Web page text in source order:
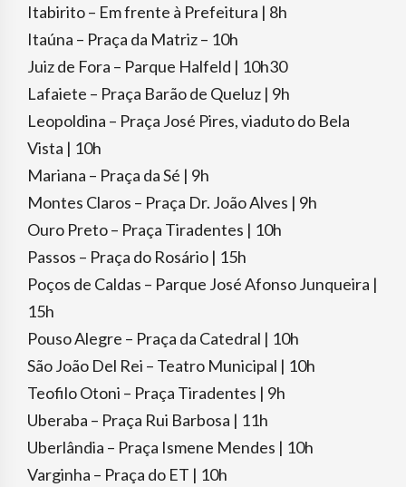
Itabirito – Em frente à Prefeitura | 8h
Itaúna – Praça da Matriz – 10h
Juiz de Fora – Parque Halfeld | 10h30
Lafaiete – Praça Barão de Queluz | 9h
Leopoldina – Praça José Pires, viaduto do Bela
Vista | 10h
Mariana – Praça da Sé | 9h
Montes Claros – Praça Dr. João Alves | 9h
Ouro Preto – Praça Tiradentes | 10h
Passos – Praça do Rosário | 15h
Poços de Caldas – Parque José Afonso Junqueira |
15h
Pouso Alegre – Praça da Catedral | 10h
São João Del Rei – Teatro Municipal | 10h
Teofilo Otoni – Praça Tiradentes | 9h
Uberaba – Praça Rui Barbosa | 11h
Uberlândia – Praça Ismene Mendes | 10h
Varginha – Praça do ET | 10h